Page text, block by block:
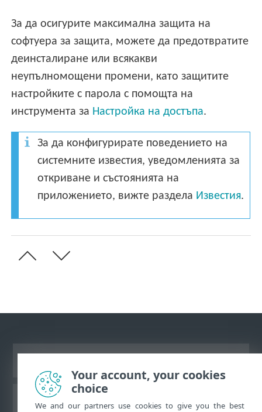
За да осигурите максимална защита на
софтуера за защита, можете да предотвратите
деинсталиране или всякакви
неупълномощени промени, като защитите
настройките с парола с помощта на
инструмента за Настройка на достъпа.
За да конфигурирате поведението на
системните известия, уведомленията за
откриване и състоянията на
приложението, вижте раздела Известия.
База знания на ESET
Your account, your cookies
choice
We and our partners use cookies to give you the best